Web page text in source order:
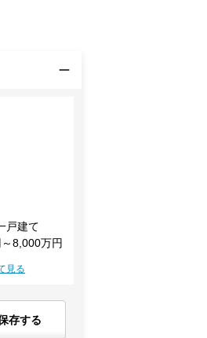
戸建て
8,000万円
見る
存する